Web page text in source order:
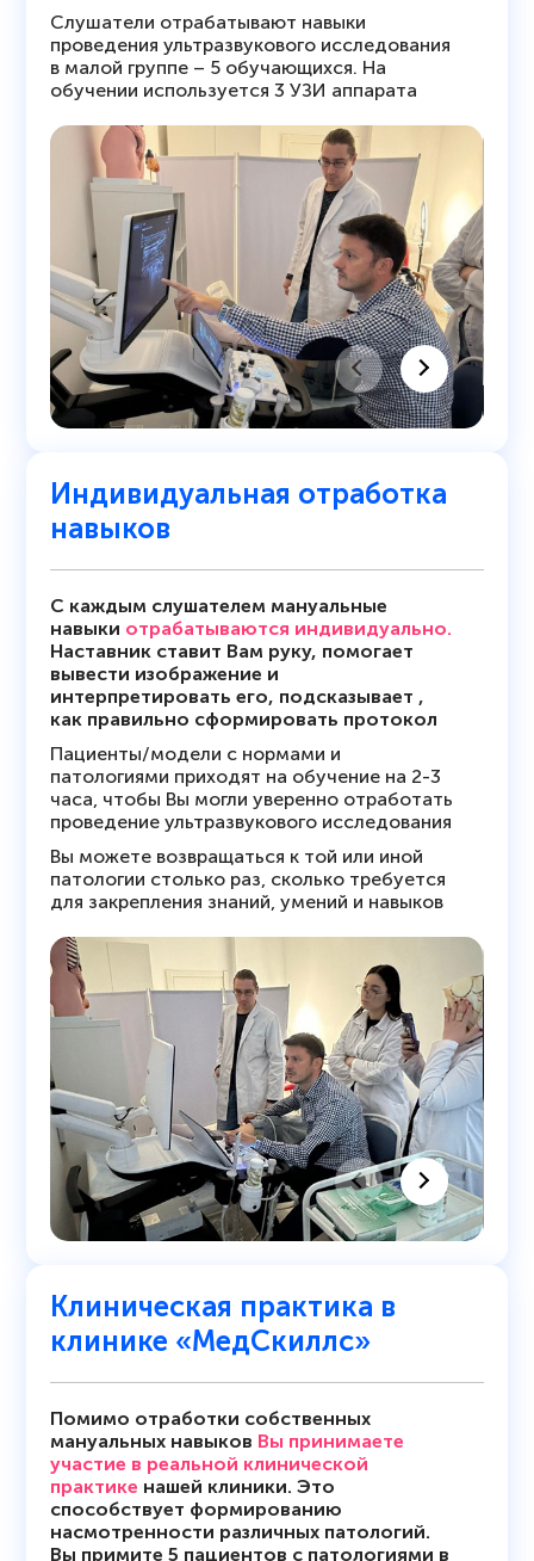
Слушатели отрабатывают навыки
проведения ультразвукового исследования
в малой группе – 5 обучающихся. На
обучении используется 3 УЗИ аппарата
Индивидуальная отработка
навыков
С каждым слушателем мануальные
навыки отрабатываются индивидуально.
Наставник ставит Вам руку, помогает
вывести изображение и
интерпретировать его, подсказывает ,
как правильно сформировать протокол
Пациенты/модели с нормами и
патологиями приходят на обучение на 2-3
часа, чтобы Вы могли уверенно отработать
проведение ультразвукового исследования
Вы можете возвращаться к той или иной
патологии столько раз, сколько требуется
для закрепления знаний, умений и навыков
Клиническая практика в
клинике «МедСкиллс»
Помимо отработки собственных
мануальных навыков Вы принимаете
участие в реальной клинической
практике нашей клиники. Это
способствует формированию
насмотренности различных патологий.
Вы примите 5 пациентов с патологиями в